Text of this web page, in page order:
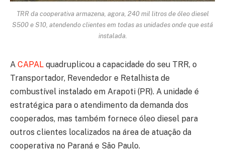
TRR da cooperativa armazena, agora, 240 mil litros de óleo diesel
S500 e S10, atendendo clientes em todas as unidades onde que está
instalada.
A CAPAL quadruplicou a capacidade do seu TRR, o
Transportador, Revendedor e Retalhista de
combustível instalado em Arapoti (PR). A unidade é
estratégica para o atendimento da demanda dos
cooperados, mas também fornece óleo diesel para
outros clientes localizados na área de atuação da
cooperativa no Paraná e São Paulo.